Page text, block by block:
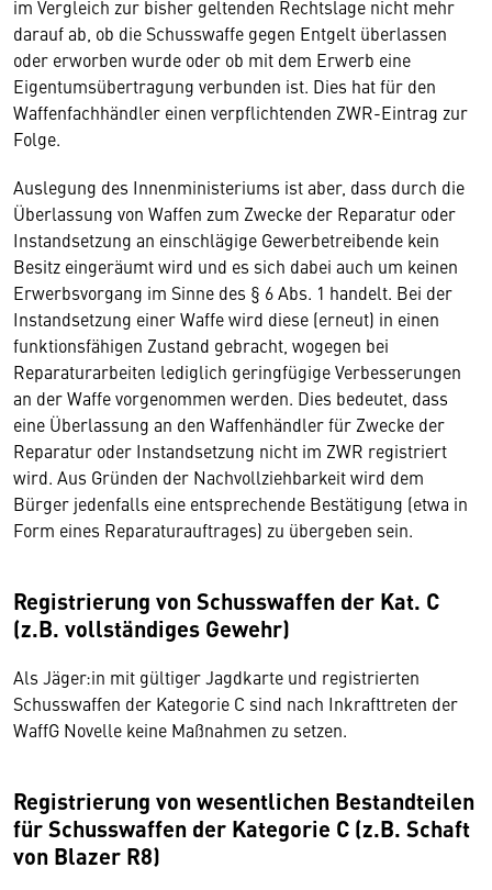
im Vergleich zur bisher geltenden Rechtslage nicht mehr
darauf ab, ob die Schusswaffe gegen Entgelt überlassen
oder erworben wurde oder ob mit dem Erwerb eine
Eigentumsübertragung verbunden ist. Dies hat für den
Waffenfachhändler einen verpflichtenden ZWR-Eintrag zur
Folge.
Auslegung des Innenministeriums ist aber, dass durch die
Überlassung von Waffen zum Zwecke der Reparatur oder
Instandsetzung an einschlägige Gewerbetreibende kein
Besitz eingeräumt wird und es sich dabei auch um keinen
Erwerbsvorgang im Sinne des § 6 Abs. 1 handelt. Bei der
Instandsetzung einer Waffe wird diese (erneut) in einen
funktionsfähigen Zustand gebracht, wogegen bei
Reparaturarbeiten lediglich geringfügige Verbesserungen
an der Waffe vorgenommen werden. Dies bedeutet, dass
eine Überlassung an den Waffenhändler für Zwecke der
Reparatur oder Instandsetzung nicht im ZWR registriert
wird. Aus Gründen der Nachvollziehbarkeit wird dem
Bürger jedenfalls eine entsprechende Bestätigung (etwa in
Form eines Reparaturauftrages) zu übergeben sein.
Registrierung von Schusswaffen der Kat. C
(z.B. vollständiges Gewehr)
Als Jäger:in mit gültiger Jagdkarte und registrierten
Schusswaffen der Kategorie C sind nach Inkrafttreten der
WaffG Novelle keine Maßnahmen zu setzen.
Registrierung von wesentlichen Bestandteilen
für Schusswaffen der Kategorie C (z.B. Schaft
von Blazer R8)